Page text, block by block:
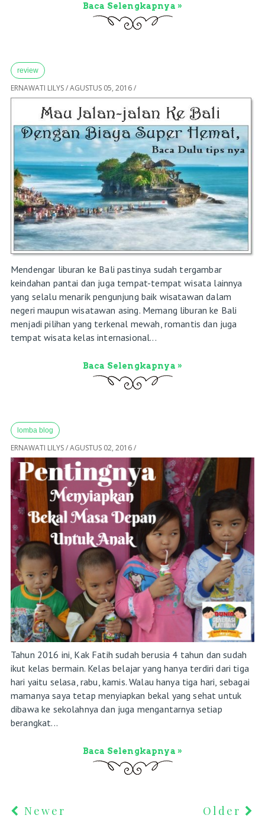
Baca Selengkapnya »
review
ERNAWATI LILYS/AGUSTUS 05, 2016/
Mendengar liburan ke Bali pastinya sudah tergambar
keindahan pantai dan juga tempat-tempat wisata lainnya
yang selalu menarik pengunjung baik wisatawan dalam
negeri maupun wisatawan asing. Memang liburan ke Bali
menjadi pilihan yang terkenal mewah, romantis dan juga
tempat wisata kelas internasional...
Baca Selengkapnya »
lomba blog
ERNAWATI LILYS/AGUSTUS 02, 2016/
Tahun 2016 ini, Kak Fatih sudah berusia 4 tahun dan sudah
ikut kelas bermain. Kelas belajar yang hanya terdiri dari tiga
hari yaitu selasa, rabu, kamis. Walau hanya tiga hari, sebagai
mamanya saya tetap menyiapkan bekal yang sehat untuk
dibawa ke sekolahnya dan juga mengantarnya setiap
berangkat...
Baca Selengkapnya »
Newer Older